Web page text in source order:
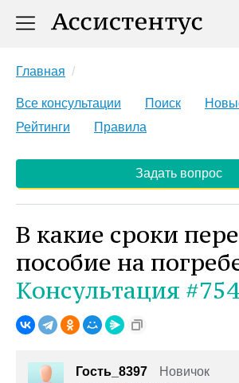
Главная
Все консультации Поиск
Рейтинги
Правила
Задать вопрос
В какие сроки
пособие на
Консультация
Гость_8397 Новичок